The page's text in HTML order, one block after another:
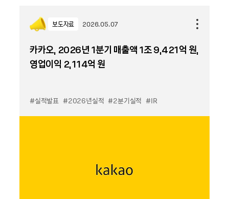
보도자료 2026.05.07
카카오, 2026년 1분기 매출액 1조 9,421억 원,
영업이익 2,114억 원
#실적발표 #2026년실적 #2분기실적 #IR